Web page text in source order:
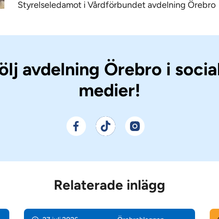
Styrelseledamot i Vårdförbundet avdelning Örebro
avdelning Örebro i
medier!
Relaterade inlägg